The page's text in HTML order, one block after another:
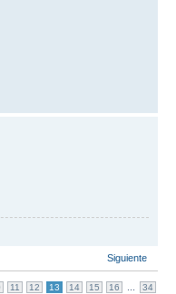
Siguiente
11 12 13 14 15 16 ... 34